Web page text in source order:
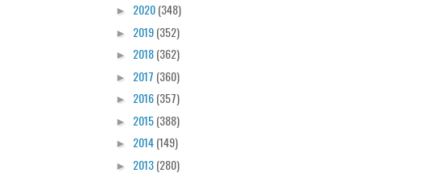
► 2020(348)
► 2019(352)
► 2018(362)
► 2017 (360)
► 2016(357)
► 2015(388)
► 2014(149)
► 2013(280)